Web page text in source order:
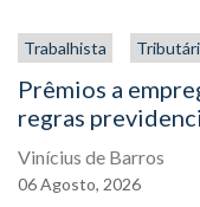
Trabalhista
Prêmios a
regras
Vinícius de Barros
06Agosto, 2026